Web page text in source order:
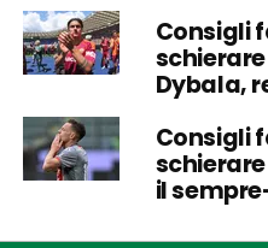
Consigli
Dybala,
Consigli
il